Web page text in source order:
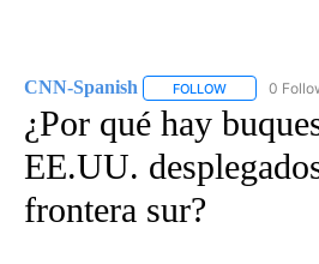
CNN-Spanish FOLLOW FOLLOW
0
¿Por qué hay
EE.UU.
frontera sur?